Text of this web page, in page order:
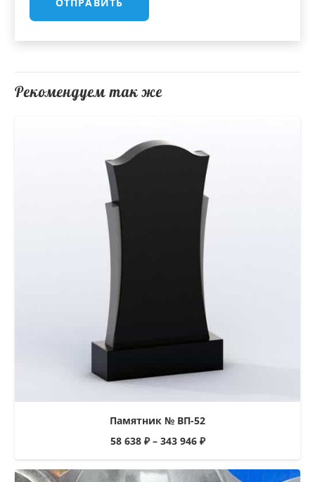
Рекомендуем так же
Памятник № ВП-52
58 638 ₽– 343 946 ₽